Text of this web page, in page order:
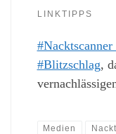
LINKTIPPS
#Blitzschlag,
Medien